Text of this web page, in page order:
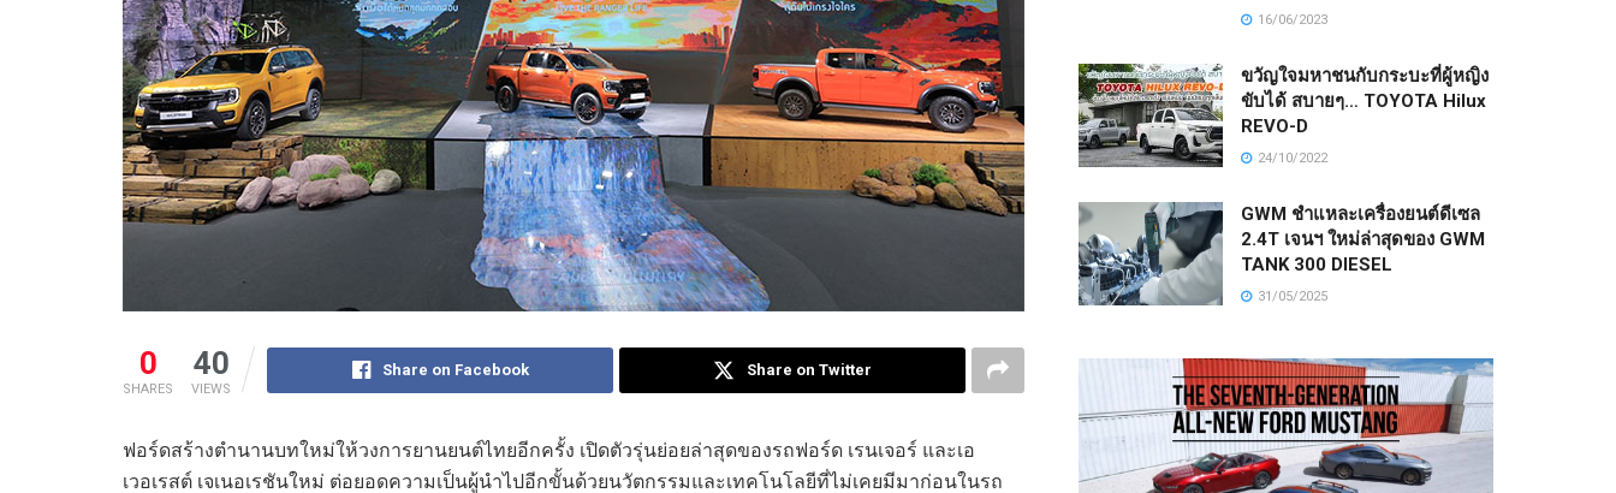
0
SHARES
40
VIEWS
Share on Facebook Share on Twitter
ฟอร์ดสร้างตำนานบทใหม่ให้วงการยานยนต์ไทยอีกครั้ง เปิดตัวรุ่นย่อยล่าสุดของรถฟอร์ด เรนเจอร์ และเอ
เวอเรสต์ เจเนอเรชันใหม่ ต่อยอดความเป็นผู้นำไปอีกขั้นด้วยนวัตกรรมและเทคโนโลยีที่ไม่เคยมีมาก่อนในรถ
16/06/2023
ขวัญใจมหาชนกับกระบะที่ผู้หญิง
ขับได้ สบายๆ… TOYOTA Hilux
REVO-D
24/10/2022
GWM ชำแหละเครื่องยนต์ดีเซล
2.4T เจนฯ ใหม่ล่าสุดของ GWM
TANK 300 DIESEL
31/05/2025